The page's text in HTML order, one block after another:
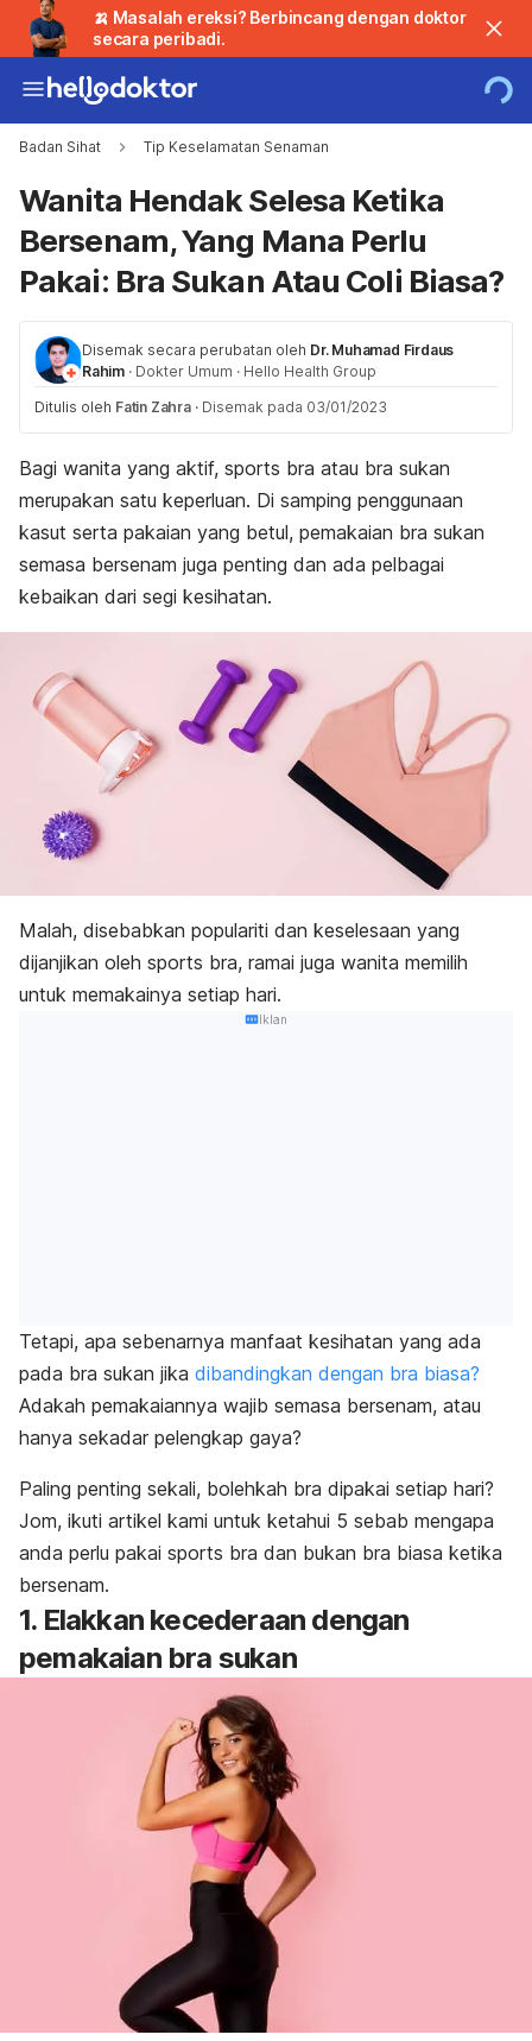
🍌 Masalah ereksi? Berbincang dengan doktor
secara peribadi.
Badan Sihat Tip Keselamatan Senaman
Wanita Hendak Selesa Ketika
Bersenam, Yang Mana Perlu
Pakai: Bra Sukan Atau Coli Biasa?
Disemak secara perubatan oleh Dr. Muhamad Firdaus
Rahim · Dokter Umum · Hello Health Group
Ditulis oleh Fatin Zahra · Disemak pada 03/01/2023
Bagi wanita yang aktif, sports bra atau bra sukan
merupakan satu keperluan. Di samping penggunaan
kasut serta pakaian yang betul, pemakaian bra sukan
semasa bersenam juga penting dan ada pelbagai
kebaikan dari segi kesihatan.
Malah, disebabkan populariti dan keselesaan yang
dijanjikan oleh sports bra, ramai juga wanita memilih
untuk memakainya setiap hari.
Iklan
Tetapi, apa sebenarnya manfaat kesihatan yang ada
pada bra sukan jika dibandingkan dengan bra biasa?
Adakah pemakaiannya wajib semasa bersenam, atau
hanya sekadar pelengkap gaya?
Paling penting sekali, bolehkah bra dipakai setiap hari?
Jom, ikuti artikel kami untuk ketahui 5 sebab mengapa
anda perlu pakai sports bra dan bukan bra biasa ketika
bersenam.
1. Elakkan kecederaan dengan
pemakaian bra sukan